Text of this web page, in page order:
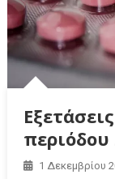
1 Δεκεμβρίου